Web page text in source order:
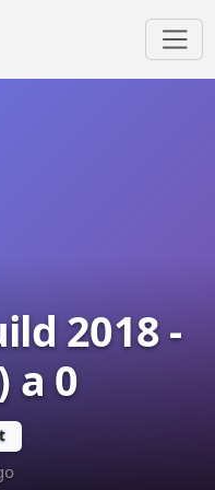
2018 -
a 0